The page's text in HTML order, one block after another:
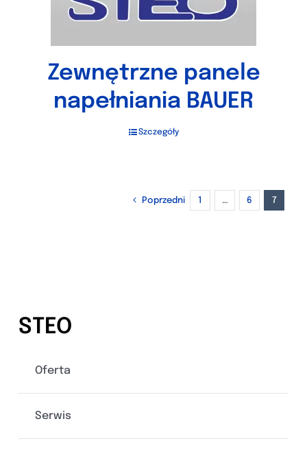
Zewnętrzne panele
napełniania BAUER
Szczegóły
Poprzedni 1 … 6 7
STEO
Oferta
Serwis